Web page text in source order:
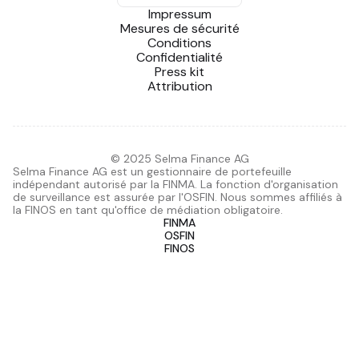
Impressum
Mesures de sécurité
Conditions
Confidentialité
Press kit
Attribution
© 2025 Selma Finance AG
Selma Finance AG est un gestionnaire de portefeuille
indépendant autorisé par la FINMA. La fonction d'organisation
de surveillance est assurée par l'OSFIN. Nous sommes affiliés à
la FINOS en tant qu'office de médiation obligatoire.
FINMA
OSFIN
FINOS